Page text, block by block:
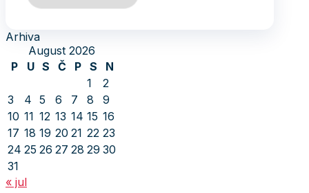
Arhiva
August 2026
P
U S Č P S
N
1
2
3
4 5 6 7 8
9
10 11 12 13 14 15 16
17 18 19 20 21 22 23
24 25 26 27 28 29 30
31
« jul